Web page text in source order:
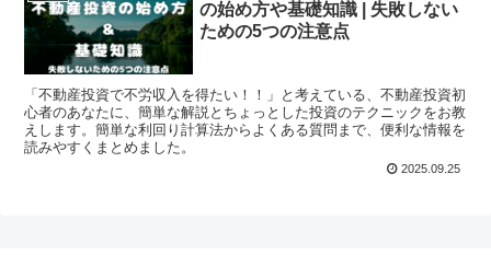
の始め方や基礎知識 | 失敗しない
ための5つの注意点
「不動産投資で不労収入を得たい！！」と考えている、不動産投資初
心者のあなたに、簡単な解説とちょっとした投資のテクニックをお教
えします。簡単な利回り計算法からよくある質問まで、便利な情報を
読みやすくまとめました。
2025.09.25